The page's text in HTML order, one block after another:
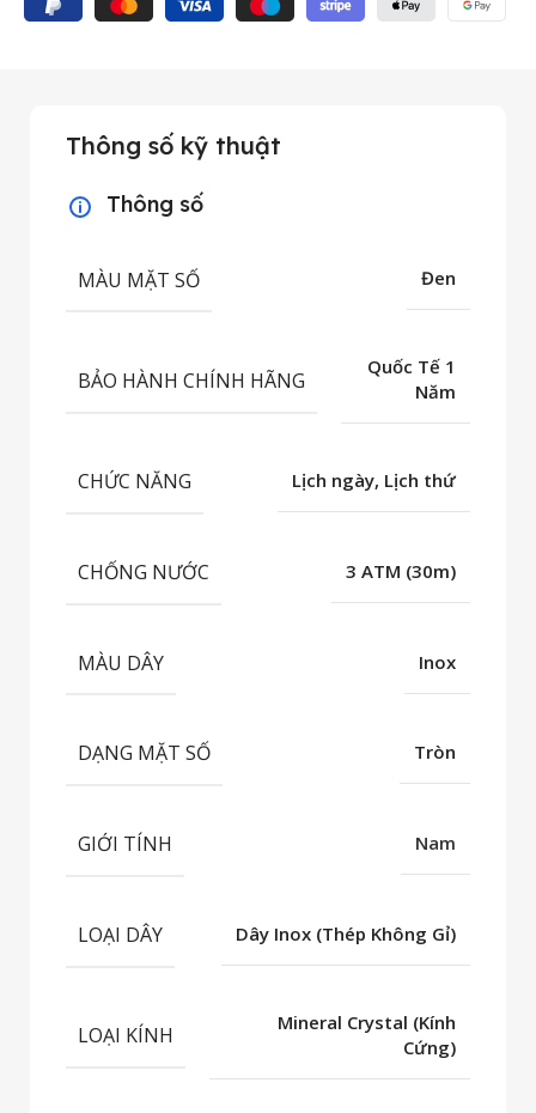
Thông số kỹ thuật
Thông số
MÀU MẶT SỐ Đen
BẢO HÀNH CHÍNH HÃNG
Quốc Tế 1
Năm
CHỨC NĂNG Lịch ngày, Lịch thứ
CHỐNG NƯỚC 3 ATM (30m)
MÀU DÂY Inox
DẠNG MẶT SỐ Tròn
GIỚI TÍNH Nam
LOẠI DÂY Dây Inox (Thép Không Gỉ)
LOẠI KÍNH
Mineral Crystal (Kính
Cứng)